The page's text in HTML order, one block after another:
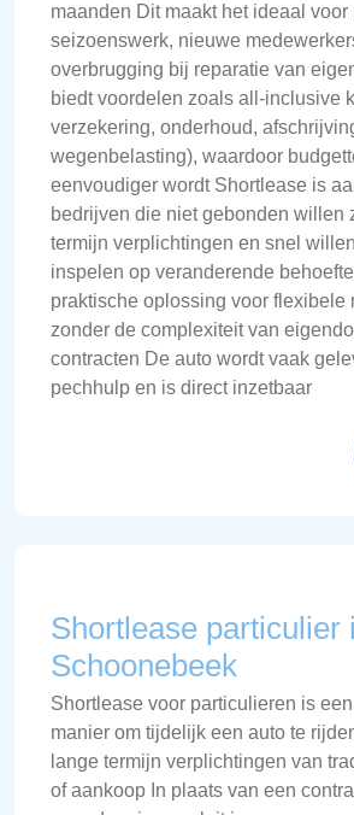
maanden Dit maakt het ideaal voor
seizoenswerk, nieuwe
overbrugging bij reparatie van
biedt voordelen zoals all-inclusive
verzekering, onderhoud,
wegenbelasting), waardoor
eenvoudiger wordt Shortlease is
bedrijven die niet gebonden willen
termijn verplichtingen en snel
inspelen op veranderende
praktische oplossing voor flexibele
zonder de complexiteit van
contracten De auto wordt vaak
pechhulp en is direct inzetbaar
Shortlease particulier
Schoonebeek
Shortlease voor particulieren is
manier om tijdelijk een auto te
lange termijn verplichtingen van
of aankoop In plaats van een